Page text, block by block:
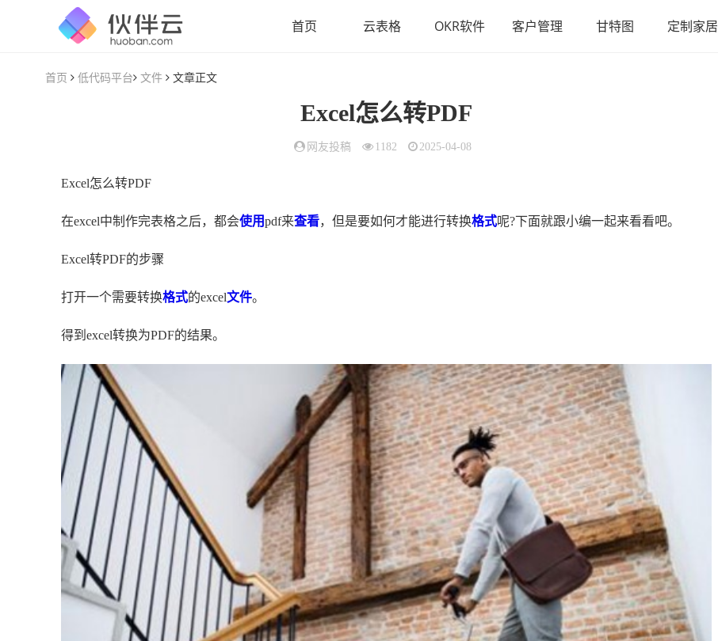
首页 云表格 OKR软件 客户管理 甘特图 定制家居
首页 低代码平台 文件 文章正文
Excel怎么转PDF
网友投稿 1182 2025-04-08
Excel怎么转PDF
在excel中制作完表格之后，都会使用pdf来查看，但是要如何才能进行转换格式呢?下面就跟小编一起来看看吧。
Excel转PDF的步骤
打开一个需要转换格式的excel文件。
得到excel转换为PDF的结果。